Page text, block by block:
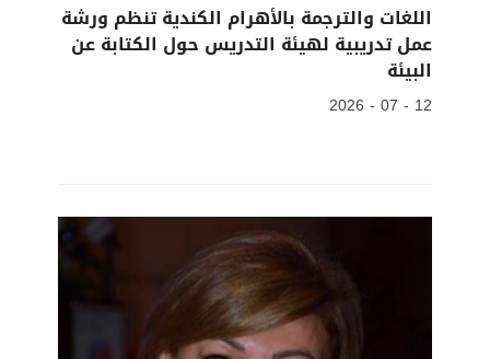
اللغات والترجمة بالأهرام الكندية تنظم ورشة
عمل تدريبية لهيئة التدريس حول الكتابة عن
البيئة
12 - 07 - 2026